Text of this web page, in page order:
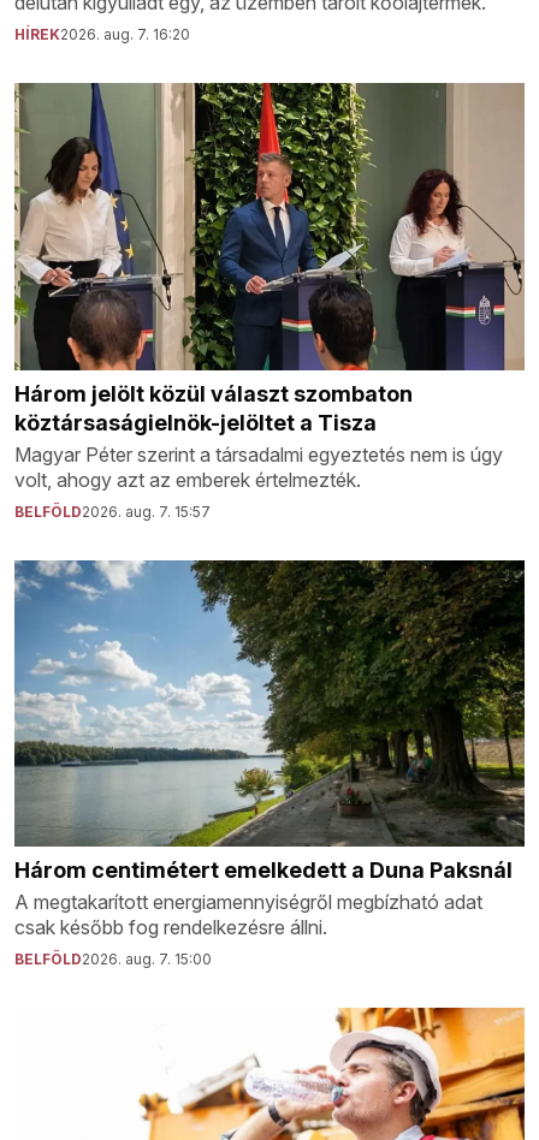
HÍREK2026. aug. 7. 16:20
Három jelölt közül választ szombaton
köztársaságielnök-jelöltet a Tisza
Magyar Péter szerint a társadalmi egyeztetés nem is úgy
volt, ahogy azt az emberek értelmezték.
BELFÖLD2026. aug. 7. 15:57
Három centimétert emelkedett a Duna Paksnál
A megtakarított energiamennyiségről megbízható adat
csak később fog rendelkezésre állni.
BELFÖLD2026. aug. 7. 15:00